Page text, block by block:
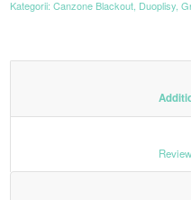
Kategorii:Canzone Blackout Duoplisy ,